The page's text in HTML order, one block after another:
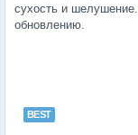
сухость и
обновлению.